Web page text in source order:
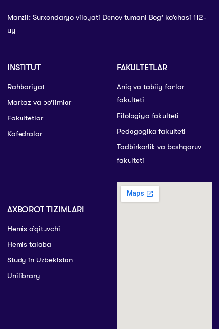
Manzil: Surxondaryo viloyati Denov tumani Bog’ ko’chasi 112-
uy
INSTITUT
Rahbariyat
Markaz va bo’limlar
Fakultetlar
Kafedralar
FAKULTETLAR
Aniq va tabiiy fanlar
fakulteti
Filologiya fakulteti
Pedagogika fakulteti
Tadbirkorlik va boshqaruv
fakulteti
AXBOROT TIZIMLARI
Hemis o’qituvchi
Hemis talaba
Study in Uzbekistan
Unilibrary